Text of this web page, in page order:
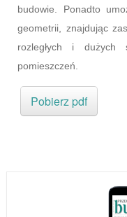
budowie. Ponadto
geometrii, znajdując
rozległych i
pomieszczeń.
Pobierz pdf